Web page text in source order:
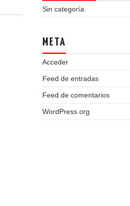
Sin categoría
META
Acceder
Feed de entradas
Feed de comentarios
WordPress.org